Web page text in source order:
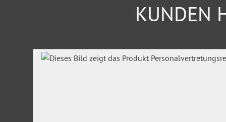
Steuerordnungswidrigkeiten und Bußgeldverfahren
Gewinnabschöpfung im SteuerstrafrechtKUNDEN
Produktgalerie überspringen